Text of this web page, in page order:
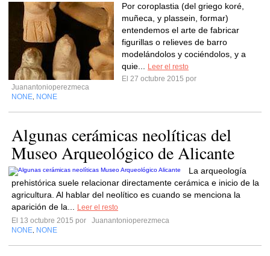
Por coroplastia (del griego koré,
muñeca, y plassein, formar)
entendemos el arte de fabricar
figurillas o relieves de barro
modelándolos y cociéndolos, y a
quie...
Leer el resto
El 27 octubre 2015 por
Juanantonioperezmeca
NONE NONE
Algunas cerámicas neolíticas del
Museo Arqueológico de Alicante
La arqueología
prehistórica suele relacionar directamente cerámica e inicio de la
agricultura. Al hablar del neolítico es cuando se menciona la
aparición de la...
Leer el resto
El 13 octubre 2015 por
Juanantonioperezmeca
NONE NONE